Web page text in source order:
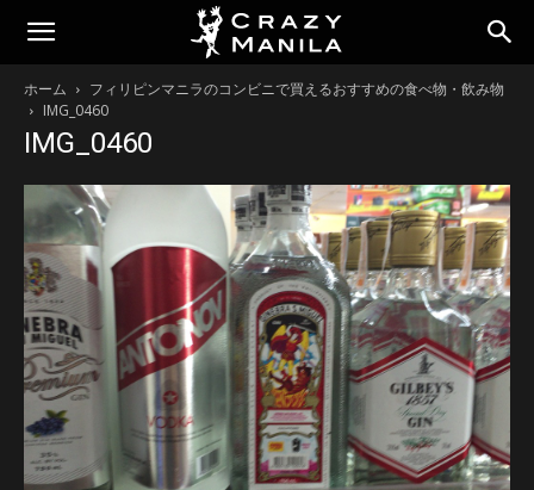
ホーム
フィリピンマニラのコンビニで買えるおすすめの食べ物・飲み物
IMG_0460
IMG_0460